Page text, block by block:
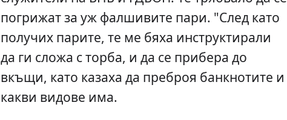
погрижат за уж фалшивите пари. "След като
получих парите, те ме бяха инструктирали
да ги сложа с торба, и да се прибера до
вкъщи, като казаха да преброя банкнотите и
какви видове има.